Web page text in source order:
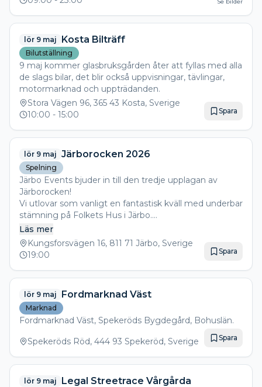
lör 9 maj Kosta Bilträff
Bilutställning
9 maj kommer glasbruksgården åter att fyllas med alla
de slags bilar, det blir också uppvisningar, tävlingar,
motormarknad och uppträdanden.
Stora Vägen 96, 365 43 Kosta, Sverige
10:00 - 15:00 Spara
lör 9 maj Järborocken 2026
Spelning
Järbo Events bjuder in till den tredje upplagan av
Järborocken!
Vi utlovar som vanligt en fantastisk kväll med underbar
stämning på Folkets Hus i Järbo.
Årets artister:
Vintage bound
Fjunken and the young ones
Hälsingefyr
JLT
Läs mer
Kungsforsvägen 16, 811 71 Järbo, Sverige
19:00
Spara
lör 9 maj Fordmarknad Väst
Marknad
Fordmarknad Väst, Spekeröds Bygdegård, Bohuslän.
Spekeröds Röd, 444 93 Spekeröd, Sverige
Spara
lör 9 maj Legal Streetrace Vårgårda